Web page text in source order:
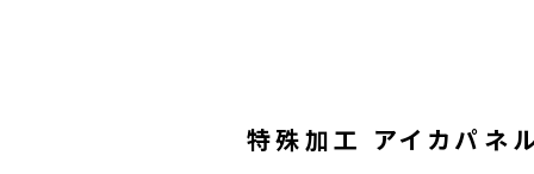
特殊加工 アイカパネ